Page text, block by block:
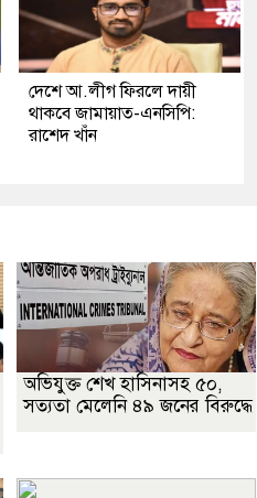
দেশে আ.লীগ ফিরলে দায়ী
থাকবে জামায়াত-এনসিপি:
রাশেদ খাঁন
অভিযুক্ত শেখ হাসিনাসহ ৫০,
সত্যতা মেলেনি ৪৯ জনের বিরুদ্ধে